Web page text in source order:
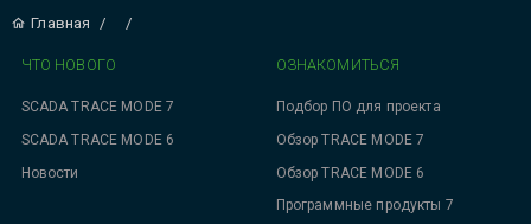
Главная / /
ЧТО НОВОГО
SCADA TRACE MODE 7
SCADA TRACE MODE 6
Новости
ОЗНАКОМИТЬСЯ
Подбор ПО для проекта
Обзор TRACE MODE 7
Обзор TRACE MODE 6
Программные продукты 7